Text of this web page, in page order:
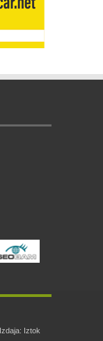
Iztok